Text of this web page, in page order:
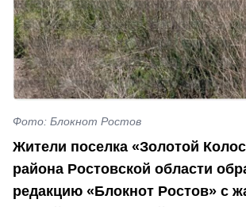
Фото: Блокнот Ростов
Жители поселка «Золотой
района Ростовской области
редакцию «Блокнот Ростов» с